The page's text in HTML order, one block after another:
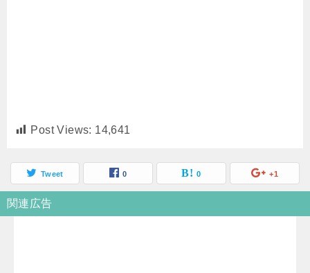
Post Views: 14,641
Tweet 0 0 +1
関連広告